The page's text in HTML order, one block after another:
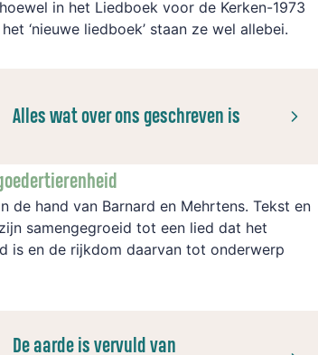
in het Liedboek voor de Kerken-1973
‘nieuwe liedboek’ staan ze wel allebei.
Alles wat over ons geschreven is
de hand van Barnard en Mehrtens. Tekst en
samengegroeid tot een lied dat het
is en de rijkdom daarvan tot onderwerp
De aarde is vervuld van